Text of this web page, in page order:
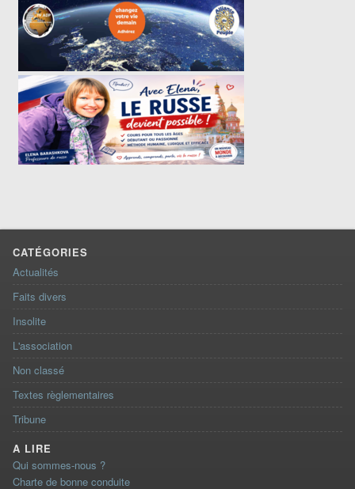
CATÉGORIES
Actualités
Faits divers
Insolite
L'association
Non classé
Textes règlementaires
Tribune
A LIRE
Qui sommes-nous ?
Charte de bonne conduite